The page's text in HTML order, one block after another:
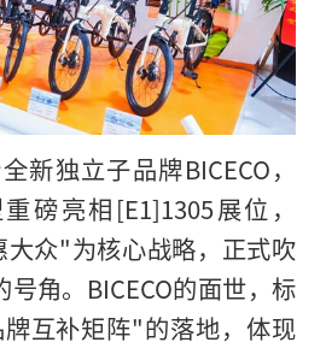
新独立子品牌BICECO，
磅亮相[E1]1305展位，
众"为核心战略，正式吹
角。BICECO的面世，标
互补矩阵"的落地，体现